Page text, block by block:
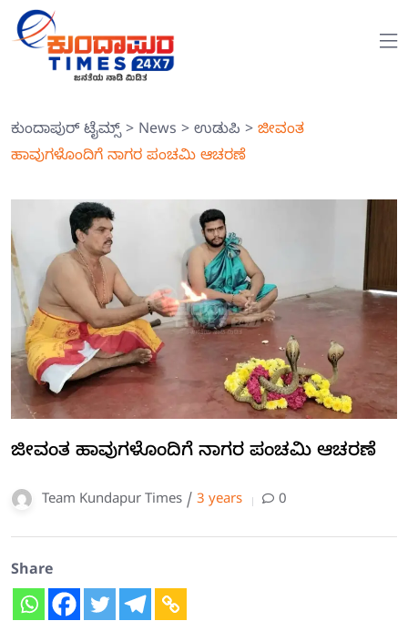
ಕುಂದಾಪುರ್ ಟೈಮ್ಸ್> News > ಉಡುಪಿ > ಜೀವಂತ
ಹಾವುಗಳೊಂದಿಗೆ ನಾಗರ ಪಂಚಮಿ ಆಚರಣೆ
ಜೀವಂತ ಹಾವುಗಳೊಂದಿಗೆ ನಾಗರ ಪಂಚಮಿ ಆಚರಣೆ
Team Kundapur Times / 3 years 0
Share